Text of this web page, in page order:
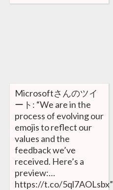
Microsoftさんのツイ
ート: “We are in the
process of evolving our
emojis to reflect our
values and the
feedback we’ve
received. Here’s a
preview:…
https://t.co/5ql7AOLsbx”